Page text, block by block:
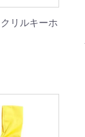
リルキーホ